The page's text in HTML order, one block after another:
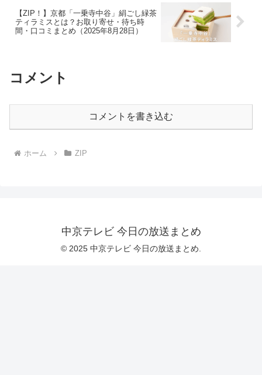
【ZIP！】京都「一乗寺中谷」絹ごし緑茶
ティラミスとは？お取り寄せ・待ち時
間・口コミまとめ（2025年8月28日）
コメント
コメントを書き込む
ホーム ZIP
中京テレビ 今日の放送まとめ
© 2025 中京テレビ 今日の放送まとめ.